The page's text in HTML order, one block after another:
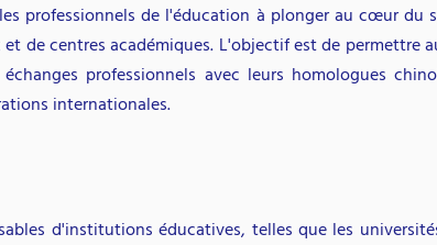
professionnels de l'éducation à plonger au cœur du
de centres académiques. L'objectif est de permettre
professionnels avec leurs homologues
internationales.
d'institutions éducatives, telles que les